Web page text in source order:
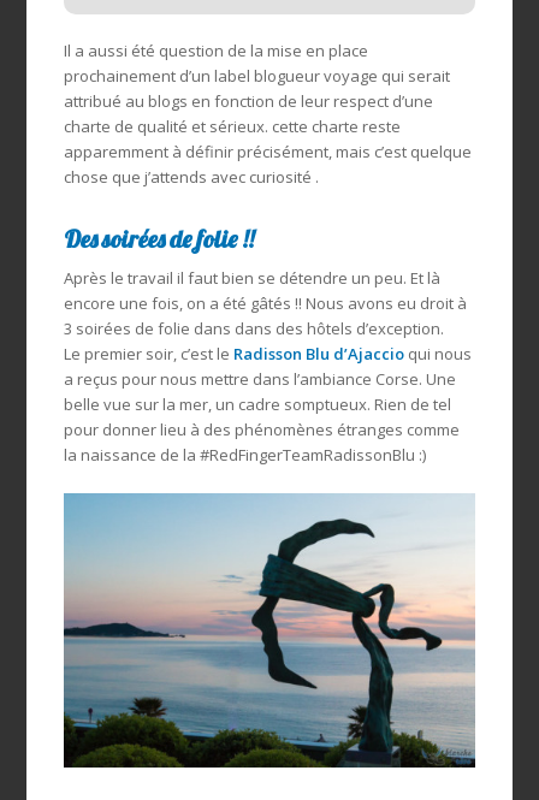
Il a aussi été question de la mise en place
prochainement d’un label blogueur voyage qui serait
attribué au blogs en fonction de leur respect d’une
charte de qualité et sérieux. cette charte reste
apparemment à définir précisément, mais c’est quelque
chose que j’attends avec curiosité .
Des soirées de folie !!
Après le travail il faut bien se détendre un peu. Et là
encore une fois, on a été gâtés !! Nous avons eu droit à
3 soirées de folie dans dans des hôtels d’exception.
Le premier soir, c’est le Radisson Blu d’Ajaccioqui nous
a reçus pour nous mettre dans l’ambiance Corse. Une
belle vue sur la mer, un cadre somptueux. Rien de tel
pour donner lieu à des phénomènes étranges comme
la naissance de la #RedFingerTeamRadissonBlu :)